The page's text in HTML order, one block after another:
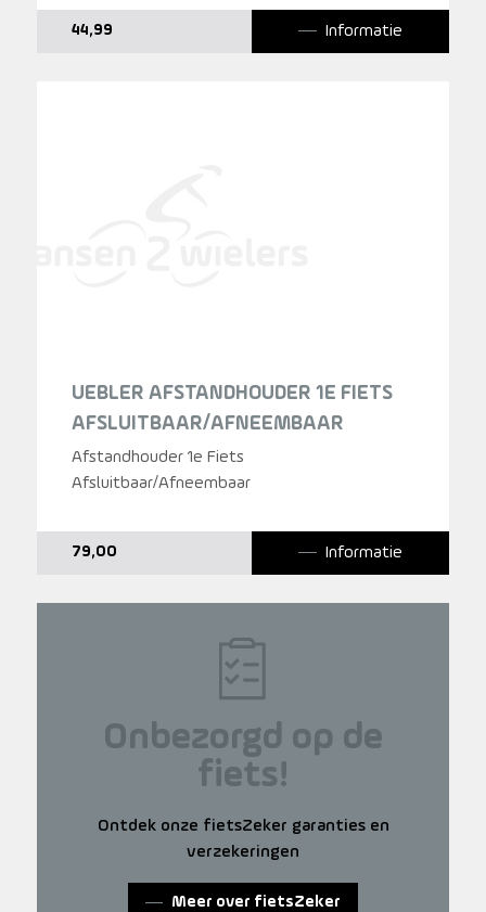
44,99 Informatie
UEBLER AFSTANDHOUDER 1E FIETS
AFSLUITBAAR/AFNEEMBAAR
Afstandhouder 1e Fiets
Afsluitbaar/Afneembaar
79,00 Informatie
Onbezorgd op de
fiets!
Ontdek onze fietsZeker garanties en
verzekeringen
Meer over fietsZeker